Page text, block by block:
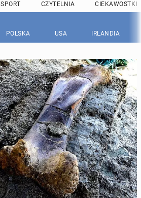
SPORT CZYTELNIA CIEKAWOSTKI
POLSKA USA IRLANDIA